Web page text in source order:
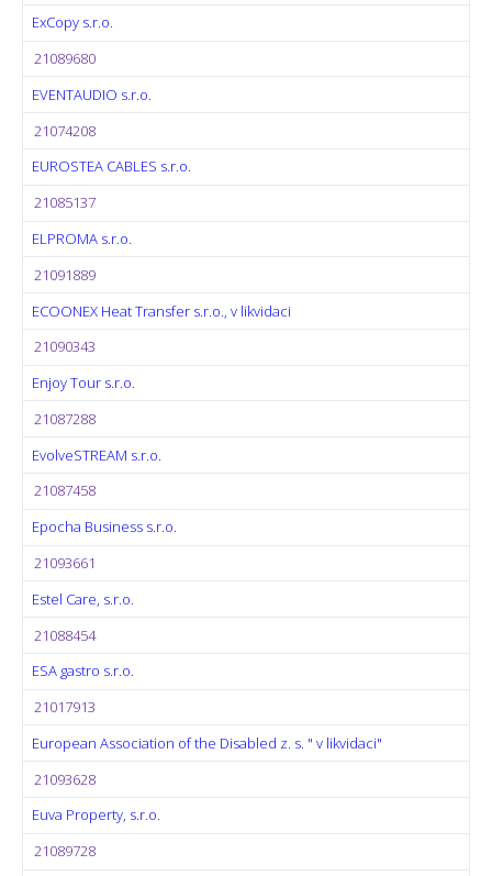
ExCopy s.r.o.
21089680
EVENTAUDIO s.r.o.
21074208
EUROSTEA CABLES s.r.o.
21085137
ELPROMA s.r.o.
21091889
ECOONEX Heat Transfer s.r.o., v likvidaci
21090343
Enjoy Tour s.r.o.
21087288
EvolveSTREAM s.r.o.
21087458
Epocha Business s.r.o.
21093661
Estel Care, s.r.o.
21088454
ESA gastro s.r.o.
21017913
European Association of the Disabled z. s. " v likvidaci"
21093628
Euva Property, s.r.o.
21089728